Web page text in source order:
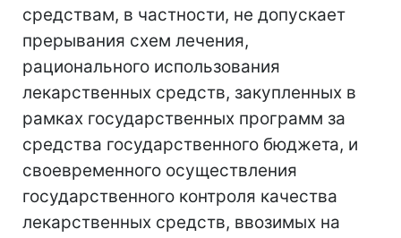
средствам, в частности, не допускает
прерывания схем лечения,
рационального использования
лекарственных средств, закупленных в
рамках государственных программ за
средства государственного бюджета, и
своевременного осуществления
государственного контроля качества
лекарственных средств, ввозимых на